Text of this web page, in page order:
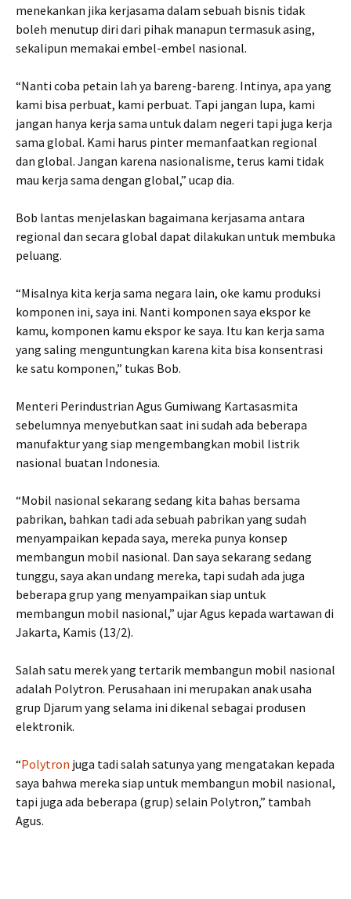
menekankan jika kerjasama dalam sebuah bisnis tidak
boleh menutup diri dari pihak manapun termasuk asing,
sekalipun memakai embel-embel nasional.
“Nanti coba petain lah ya bareng-bareng. Intinya, apa yang
kami bisa perbuat, kami perbuat. Tapi jangan lupa, kami
jangan hanya kerja sama untuk dalam negeri tapi juga kerja
sama global. Kami harus pinter memanfaatkan regional
dan global. Jangan karena nasionalisme, terus kami tidak
mau kerja sama dengan global,” ucap dia.
Bob lantas menjelaskan bagaimana kerjasama antara
regional dan secara global dapat dilakukan untuk membuka
peluang.
“Misalnya kita kerja sama negara lain, oke kamu produksi
komponen ini, saya ini. Nanti komponen saya ekspor ke
kamu, komponen kamu ekspor ke saya. Itu kan kerja sama
yang saling menguntungkan karena kita bisa konsentrasi
ke satu komponen,” tukas Bob.
Menteri Perindustrian Agus Gumiwang Kartasasmita
sebelumnya menyebutkan saat ini sudah ada beberapa
manufaktur yang siap mengembangkan mobil listrik
nasional buatan Indonesia.
“Mobil nasional sekarang sedang kita bahas bersama
pabrikan, bahkan tadi ada sebuah pabrikan yang sudah
menyampaikan kepada saya, mereka punya konsep
membangun mobil nasional. Dan saya sekarang sedang
tunggu, saya akan undang mereka, tapi sudah ada juga
beberapa grup yang menyampaikan siap untuk
membangun mobil nasional,” ujar Agus kepada wartawan di
Jakarta, Kamis (13/2).
Salah satu merek yang tertarik membangun mobil nasional
adalah Polytron. Perusahaan ini merupakan anak usaha
grup Djarum yang selama ini dikenal sebagai produsen
elektronik.
“Polytron juga tadi salah satunya yang mengatakan kepada
saya bahwa mereka siap untuk membangun mobil nasional,
tapi juga ada beberapa (grup) selain Polytron,” tambah
Agus.